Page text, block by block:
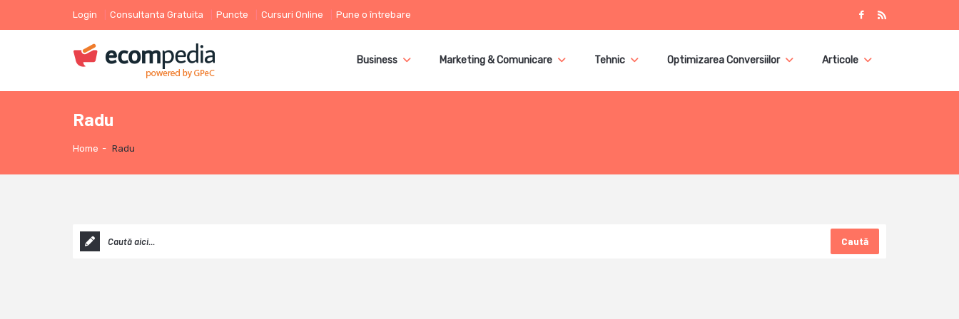
Login Consultanta Gratuita Puncte Cursuri Online Pune o întrebare
Business Marketing & Comunicare Tehnic Optimizarea Conversiilor Articole
Radu
Home - Radu
Caută